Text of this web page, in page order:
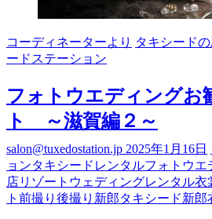
コーディネーターより タキシード
ードステーション
フォトウエディングお
ト ～滋賀編２～
salon@tuxedostation.jp 2025年1月16日
ョンタキシードレンタルフォトウエ
店リゾートウェディングレンタル衣
ト 前撮り 後撮り 新郎タキシード新郎